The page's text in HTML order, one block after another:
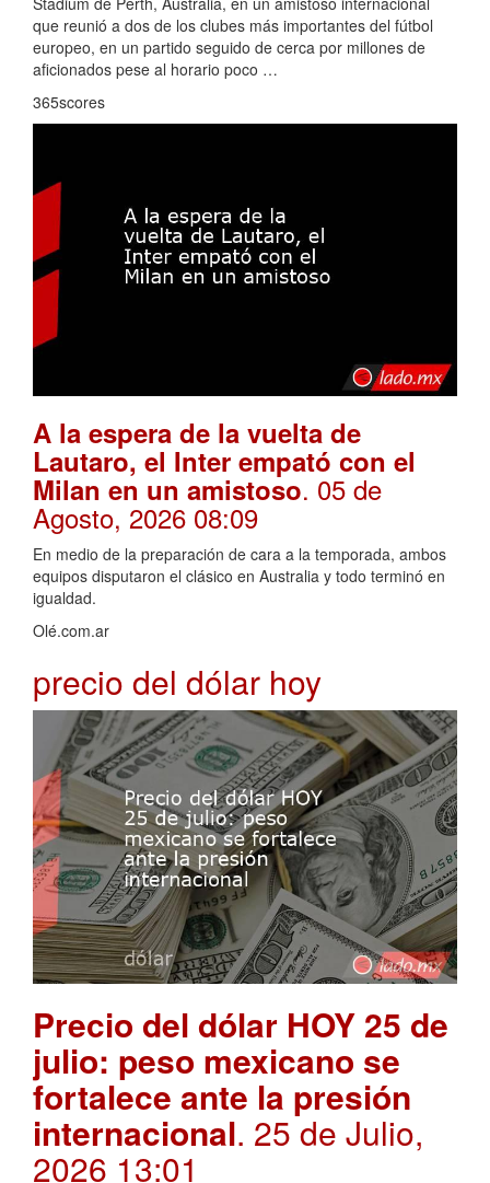
que reunió a dos de los clubes más importantes del fútbol
europeo, en un partido seguido de cerca por millones de
aficionados pese al horario poco …
365scores
A la espera de la vuelta de
Lautaro, el Inter empató con el
Milan en un amistoso. 05 de
Agosto, 2026 08:09
En medio de la preparación de cara a la temporada, ambos
equipos disputaron el clásico en Australia y todo terminó en
igualdad.
Olé.com.ar
precio del dólar hoy
Precio del dólar HOY 25 de
julio: peso mexicano se
fortalece ante la presión
internacional. 25 de Julio,
2026 13:01